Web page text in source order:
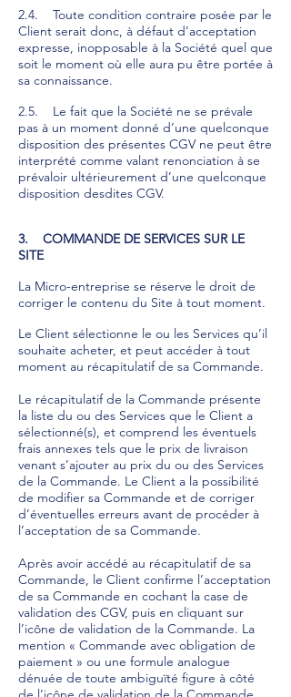
2.4. Toute condition contraire posée par le
Client serait donc, à défaut d’acceptation
expresse, inopposable à la Société quel que
soit le moment où elle aura pu être portée à
sa connaissance.
2.5. Le fait que la Société ne se prévale
pas à un moment donné d’une quelconque
disposition des présentes CGV ne peut être
interprété comme valant renonciation à se
prévaloir ultérieurement d’une quelconque
disposition desdites CGV.
3. COMMANDE DE SERVICES SUR LE
SITE
La Micro-entreprise se réserve le droit de
corriger le contenu du Site à tout moment.
Le Client sélectionne le ou les Services qu’il
souhaite acheter, et peut accéder à tout
moment au récapitulatif de sa Commande.
Le récapitulatif de la Commande présente
la liste du ou des Services que le Client a
sélectionné(s), et comprend les éventuels
frais annexes tels que le prix de livraison
venant s’ajouter au prix du ou des Services
de la Commande. Le Client a la possibilité
de modifier sa Commande et de corriger
d’éventuelles erreurs avant de procéder à
l’acceptation de sa Commande.
Après avoir accédé au récapitulatif de sa
Commande, le Client confirme l’acceptation
de sa Commande en cochant la case de
validation des CGV, puis en cliquant sur
l’icône de validation de la Commande. La
mention « Commande avec obligation de
paiement » ou une formule analogue
dénuée de toute ambiguïté figure à côté